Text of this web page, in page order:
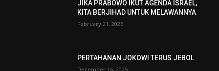
JIKA PRABOWO IKUT AGENDA ISRAEL,
KITA BERJIHAD UNTUK MELAWANNYA
February 21, 2026
PERTAHANAN JOKOWI TERUS JEBOL
December 16, 2025